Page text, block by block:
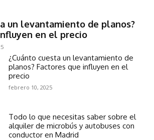
un levantamiento de planos?
en el precio
¿Cuánto cuesta un levantamiento de
planos? Factores que influyen en el
precio
febrero 10, 2025
Todo lo que necesitas saber sobre el
alquiler de microbús y autobuses con
conductor en Madrid